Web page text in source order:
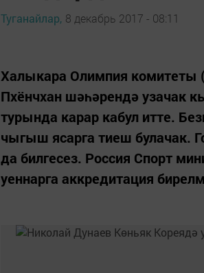
Туганайлар, 8 декабрь 2017 - 08:11
Халыкара Олимпия комитеты
Пхёнчхан шәһәрендә узачак
турында карар кабул итте.
чыгыш ясарга тиеш булачак.
да билгесез. Россия Спорт
уеннарга аккредитация